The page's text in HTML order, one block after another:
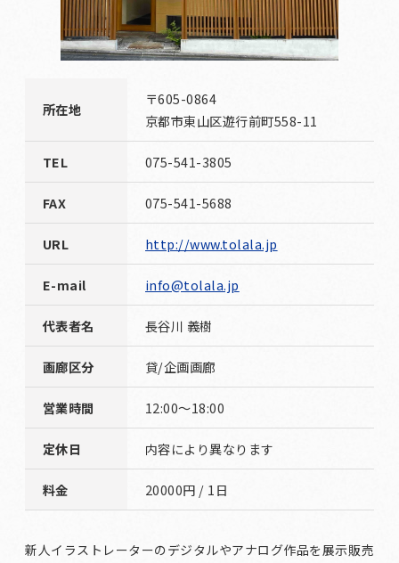
所在地
〒605-0864
京都市東山区遊行前町558-11
TEL 075-541-3805
FAX 075-541-5688
URL http://www.tolala.jp
E-mail info@tolala.jp
代表者名 長谷川 義樹
画廊区分 貸/企画画廊
営業時間 12:00～18:00
定休日 内容により異なります
料金 20000円 / 1日
新人イラストレーターのデジタルやアナログ作品を展示販売